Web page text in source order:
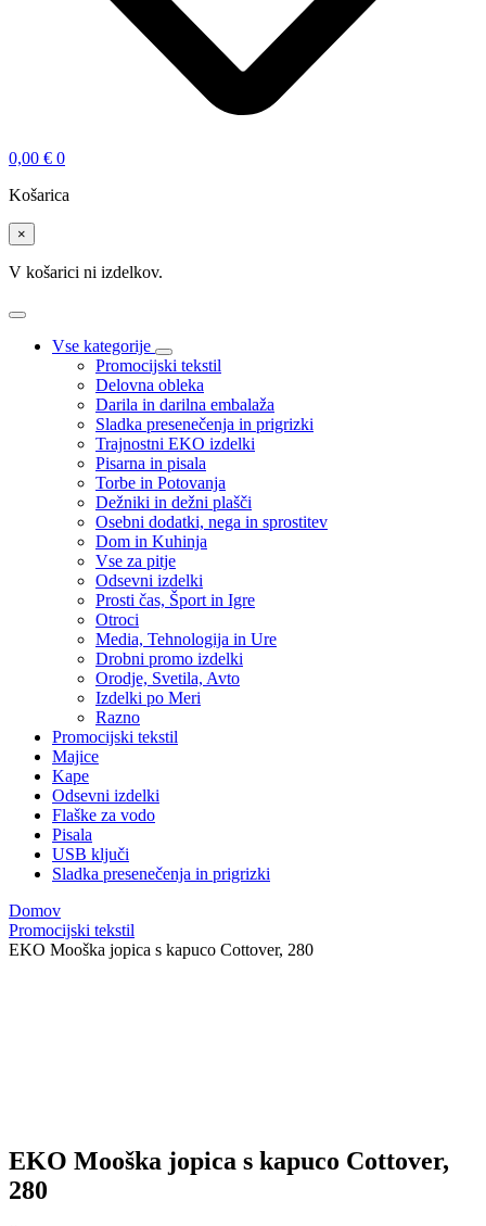
0,00 € 0
Košarica
×
V košarici ni izdelkov.
Vse kategorije
Promocijski tekstil
Delovna obleka
Darila in darilna embalaža
Sladka presenečenja in prigrizki
Trajnostni EKO izdelki
Pisarna in pisala
Torbe in Potovanja
Dežniki in dežni plašči
Osebni dodatki, nega in sprostitev
Dom in Kuhinja
Vse za pitje
Odsevni izdelki
Prosti čas, Šport in Igre
Otroci
Media, Tehnologija in Ure
Drobni promo izdelki
Orodje, Svetila, Avto
Izdelki po Meri
Razno
Promocijski tekstil
Majice
Kape
Odsevni izdelki
Flaške za vodo
Pisala
USB ključi
Sladka presenečenja in prigrizki
Domov
Promocijski tekstil
EKO Mooška jopica s kapuco Cottover, 280
EKO Mooška jopica s kapuco Cottover,
280